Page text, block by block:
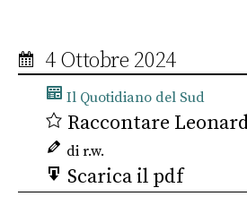
4 Ottobre 2024
Il Quotidiano del Sud
Raccontare
di r.w.
Scarica il pdf